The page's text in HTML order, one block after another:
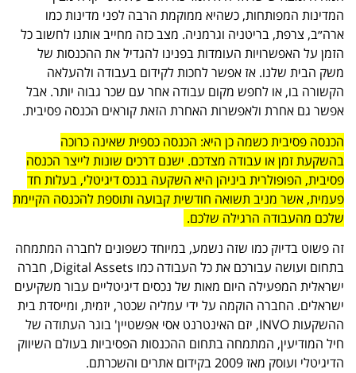
המדינות המפותחות, כשהיא ממוקמת הרבה לפני מדינות כמו
ארה״ב, צרפת, בריטניה וגרמניה. מצב כזה מחייב אותנו לחשוב כל
הזמן על האפשרויות העומדות בפנינו להגדיל את ההכנסות של
משק הבית שלנו. אז אפשר לחכות לקידום בעבודה ולהעלאה
הקשורה בו, או לחפש מקום עבודה אחר עם שכר גבוה יותר. אבל
אפשר גם אחרת ולאפשרות האחרת הזאת קוראים הכנסה פסיבית.
הכנסה פסיבית כשמה כן היא: הכנסה כספית שאינה כרוכה
בהשקעת זמן או עבודה מצדכם. ישנם דרכים שונות לייצר הכנסה
פסיבית, הפופולרית ביניהן היא השקעה בנכס דיגיטלי, בעלות חד
פעמית, אשר מניב תשואה חודשית קבועה ותוספת להכנסה הקיימת
שלכם מהעבודה הרגילה שלכם.
זה פשוט בדיוק כמו שזה נשמע, במיוחד כשפונים לחברה המתמחה
בתחום ועושה עבורכם את כל העבודה כמו Digital Assets, חברה
ישראלית המפעילה היום מאות של נכסים דיגיטליים עבור משקיעים
ישראלים. החברה הוקמה על ידי עמליה שכטר, יזמית, ומייסדת בית
ההשקעות INVO, יזם האינטרנט אסי אפשטיין' בוגר העתודה של
חיל המודיעין, המתמחה בתחום ההכנסות הפסיביות בעולם השיווק
הדיגיטלי ועוסק מאז 2009 בקידום אתרים והשכרתם.